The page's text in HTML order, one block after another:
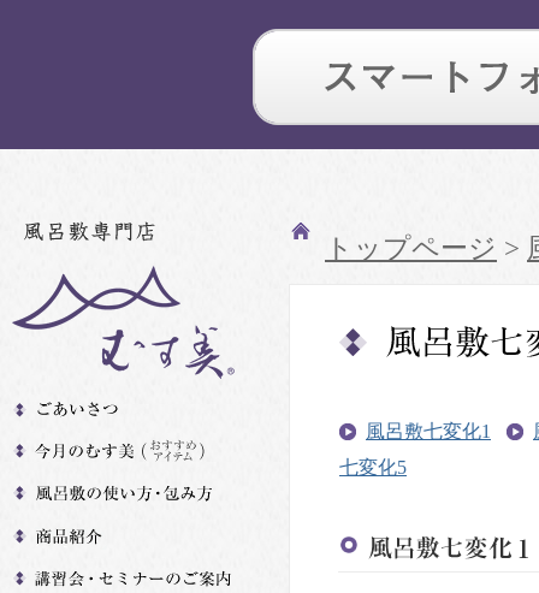
トップページ >
風呂敷七変化1
七変化5